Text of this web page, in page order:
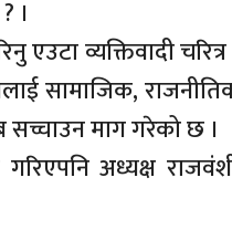
।
एउटा व्यक्तिवादी
सामाजिक, राजनीतिक
सच्चाउन माग गरेको छ ।
गरिएपनि अध्यक्ष